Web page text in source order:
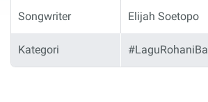
Songwriter Elijah Soetopo
Kategori